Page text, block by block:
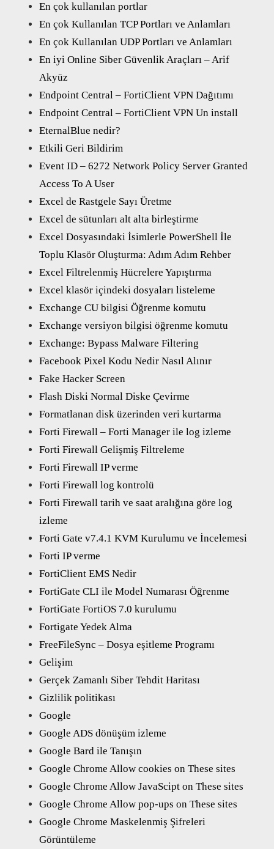
En çok kullanılan portlar
En çok Kullanılan TCP Portları ve Anlamları
En çok Kullanılan UDP Portları ve Anlamları
En iyi Online Siber Güvenlik Araçları – Arif
Akyüz
Endpoint Central – FortiClient VPN Dağıtımı
Endpoint Central – FortiClient VPN Un install
EternalBlue nedir?
Etkili Geri Bildirim
Event ID – 6272 Network Policy Server Granted
Access To A User
Excel de Rastgele Sayı Üretme
Excel de sütunları alt alta birleştirme
Excel Dosyasındaki İsimlerle PowerShell İle
Toplu Klasör Oluşturma: Adım Adım Rehber
Excel Filtrelenmiş Hücrelere Yapıştırma
Excel klasör içindeki dosyaları listeleme
Exchange CU bilgisi Öğrenme komutu
Exchange versiyon bilgisi öğrenme komutu
Exchange: Bypass Malware Filtering
Facebook Pixel Kodu Nedir Nasıl Alınır
Fake Hacker Screen
Flash Diski Normal Diske Çevirme
Formatlanan disk üzerinden veri kurtarma
Forti Firewall – Forti Manager ile log izleme
Forti Firewall Gelişmiş Filtreleme
Forti Firewall IP verme
Forti Firewall log kontrolü
Forti Firewall tarih ve saat aralığına göre log
izleme
Forti Gate v7.4.1 KVM Kurulumu ve İncelemesi
Forti IP verme
FortiClient EMS Nedir
FortiGate CLI ile Model Numarası Öğrenme
FortiGate FortiOS 7.0 kurulumu
Fortigate Yedek Alma
FreeFileSync – Dosya eşitleme Programı
Gelişim
Gerçek Zamanlı Siber Tehdit Haritası
Gizlilik politikası
Google
Google ADS dönüşüm izleme
Google Bard ile Tanışın
Google Chrome Allow cookies on These sites
Google Chrome Allow JavaScipt on These sites
Google Chrome Allow pop-ups on These sites
Google Chrome Maskelenmiş Şifreleri
Görüntüleme